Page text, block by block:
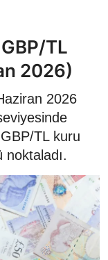
TL
2026)
2026
TL kuru